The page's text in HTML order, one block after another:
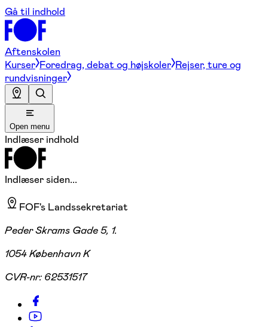
Gå til indhold
Aftenskolen
Kurser Foredrag, debat og højskoler Rejser, ture og
rundvisninger
Open menu
Indlæser indhold
Indlæser siden...
FOF's Landssekretariat
Peder Skrams Gade 5, 1.
1054 København K
CVR-nr: 62531517